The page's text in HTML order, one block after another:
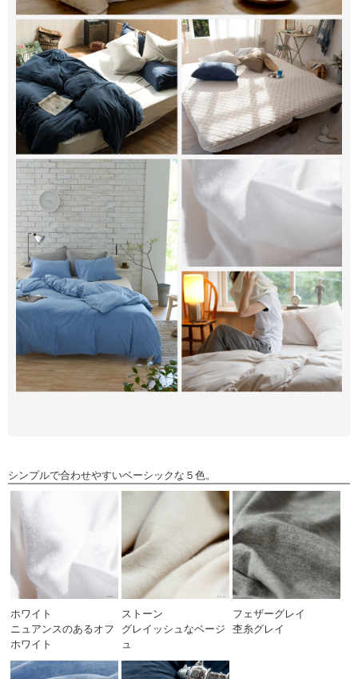
シンプルで合わせやすいベーシックな５色。
ホワイト
ニュアンスのあるオフ
ホワイト
ストーン
グレイッシュなベージ
ュ
フェザーグレイ
杢糸グレイ